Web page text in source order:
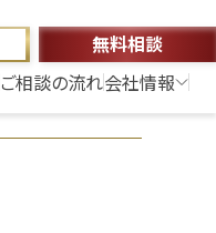
無料相談
ご相談の流れ会社情報